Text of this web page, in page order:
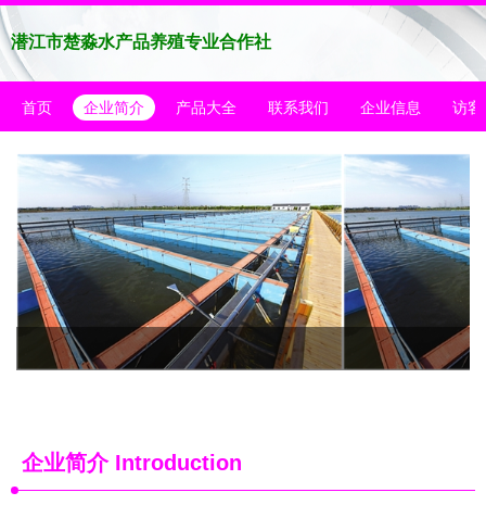
潜江市楚淼水产品养殖专业合作社
首页 企业简介 产品大全 联系我们 企业信息 访客
企业简介 Introduction